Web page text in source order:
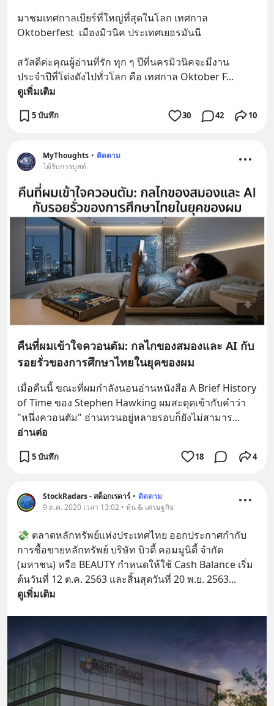
มาชมเทศกาลเบียร์ที่ใหญ่ที่สุดในโลก เทศกาล
Oktoberfest  เมืองมิวนิค ประเทศเยอรมันนี
สวัสดีค่ะคุณผู้อ่านที่รัก ทุก ๆ ปีที่นครมิวนิคจะมีงาน
ประจำปีที่โด่งดังไปทั่วโลก คือ เทศกาล Oktober F...
ดูเพิ่มเติม
5 บันทึก 30 42 10
MyThoughts • ติดตาม
ได้รับการบูสต์
คืนที่ผมเข้าใจควอนตัม: กลไกของสมองและ AI กับ
รอยรั่วของการศึกษาไทยในยุคของผม
เมื่อคืนนี้ ขณะที่ผมกำลังนอนอ่านหนังสือ A Brief History
of Time ของ Stephen Hawking ผมสะดุดเข้ากับคำว่า
"หนึ่งควอนตัม" อ่านทวนอยู่หลายรอบก็ยังไม่สามาร
อ่านต่อ
5 บันทึก 18 4
StockRadars - สต็อกเรดาร์ • ติดตาม
9 ต.ค. 2020 เวลา 13:02 • หุ้น & เศรษฐกิจ
💸 ตลาดหลักทรัพย์แห่งประเทศไทย ออกประกาศกำกับ
การซื้อขายหลักทรัพย์ บริษัท บิวตี้ คอมมูนิตี้ จำกัด
(มหาชน) หรือ BEAUTY กำหนดให้ใช้ Cash Balance เริ่ม
ต้นวันที่ 12 ต.ค. 2563 และสิ้นสุดวันที่ 20 พ.ย. 2563...
ดูเพิ่มเติม